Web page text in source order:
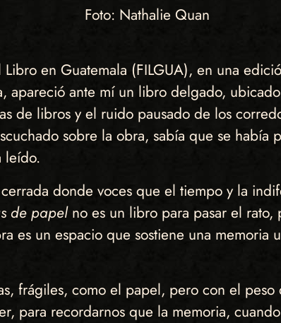
Foto: Nathalie Quan
en Guatemala (FILGUA), en una
apareció ante mí un libro delgado,
de libros y el ruido pausado de los
sobre la obra, sabía que se había
leído.
donde voces que el tiempo y la
de papelno es un libro para pasar el rato,
es un espacio que sostiene una
frágiles, como el papel, pero con el
para recordarnos que la memoria,